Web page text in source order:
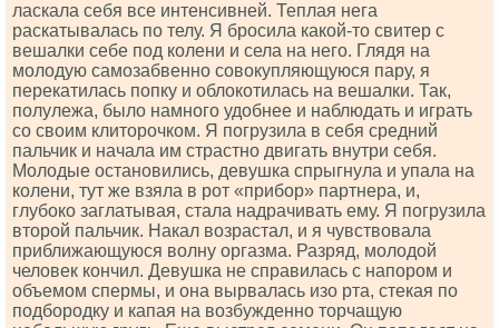
ласкала себя все интенсивней. Теплая нега
раскатывалась по телу. Я бросила какой-то свитер с
вешалки себе под колени и села на него. Глядя на
молодую самозабвенно совокупляющуюся пару, я
перекатилась попку и облокотилась на вешалки. Так,
полулежа, было намного удобнее и наблюдать и играть
со своим клиторочком. Я погрузила в себя средний
пальчик и начала им страстно двигать внутри себя.
Молодые остановились, девушка спрыгнула и упала на
колени, тут же взяла в рот «прибор» партнера, и,
глубоко заглатывая, стала надрачивать ему. Я погрузила
второй пальчик. Накал возрастал, и я чувствовала
приближающуюся волну оргазма. Разряд, молодой
человек кончил. Девушка не справилась с напором и
объемом спермы, и она вырвалась изо рта, стекая по
подбородку и капая на возбужденно торчащую